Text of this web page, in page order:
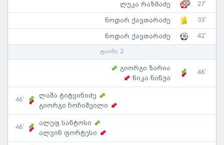
ლუკა რაზმაძე 27'
ნოდარ ქავთარაძე 33'
ნოდარ ქავთარაძე 42'
ტაიმი 2
გიორგი ზარია
ნიკა ნინუა
46'
46'
ლაშა ტიტვინიძე
გიორგი ჩოჩიშვილი
46'
ალეფ სანტოსი
ალვინ ფორტესი